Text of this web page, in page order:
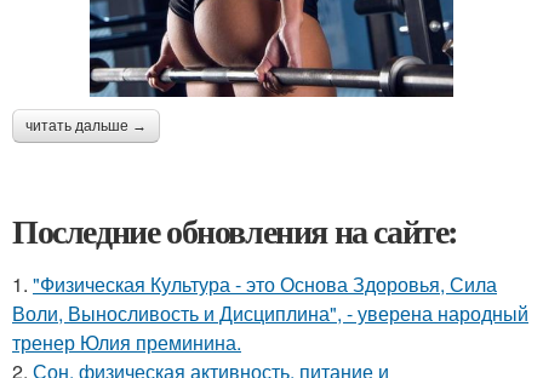
читать дальше →
Последние обновления на сайте:
1. "Физическая Культура - это Основа Здоровья, Сила
Воли, Выносливость и Дисциплина", - уверена народный
тренер Юлия преминина.
2. Сон, физическая активность, питание и